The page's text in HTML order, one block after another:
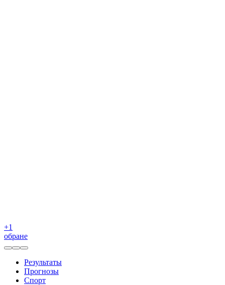
+1
обране
Результаты
Прогнозы
Спорт